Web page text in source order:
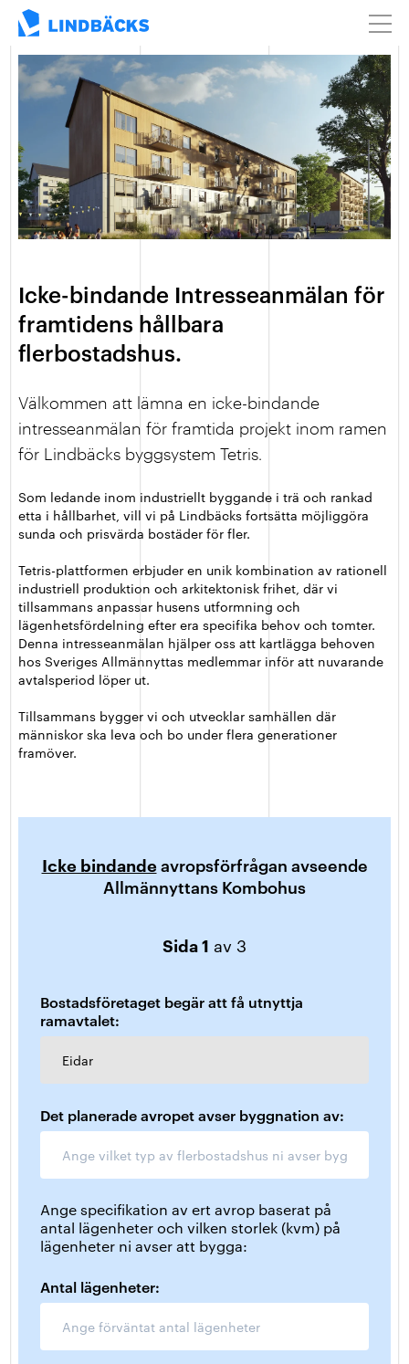
Icke-bindande Intresseanmälan för
framtidens hållbara
flerbostadshus.
Välkommen att lämna en icke-bindande
intresseanmälan för framtida projekt inom ramen
för Lindbäcks byggsystem Tetris.
Som ledande inom industriellt byggande i trä och rankad
etta i hållbarhet, vill vi på Lindbäcks fortsätta möjliggöra
sunda och prisvärda bostäder för fler.
Tetris-plattformen erbjuder en unik kombination av rationell
industriell produktion och arkitektonisk frihet, där vi
tillsammans anpassar husens utformning och
lägenhetsfördelning efter era specifika behov och tomter.
Denna intresseanmälan hjälper oss att kartlägga behoven
hos Sveriges Allmännyttas medlemmar inför att nuvarande
avtalsperiod löper ut.
Tillsammans bygger vi och utvecklar samhällen där
människor ska leva och bo under flera generationer
framöver.
Icke bindande avropsförfrågan avseende
Allmännyttans Kombohus
Sida 1 av 3
Bostadsföretaget begär att få utnyttja
ramavtalet:
Eidar
Det planerade avropet avser byggnation av:
Ange specifikation av ert avrop baserat på
antal lägenheter och vilken storlek (kvm) på
lägenheter ni avser att bygga:
Antal lägenheter: